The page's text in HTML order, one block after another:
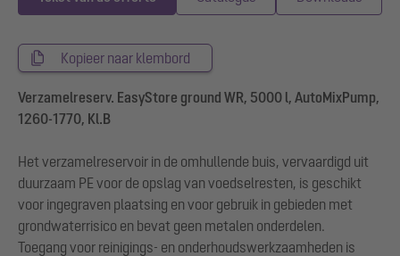
Kopieer naar klembord
Verzamelreserv. EasyStore ground WR, 5000 l, AutoMixPump,
1260-1770, Kl.B
Het verzamelreservoir in de omhullende buis, vervaardigd uit
duurzaam PE voor de opslag van voedselresten, is geschikt
voor ingegraven plaatsing en voor gebruik in gebieden met
grondwaterrisico en bevat geen metalen onderdelen.
Toegang voor reinigings- en onderhoudswerkzaamheden is